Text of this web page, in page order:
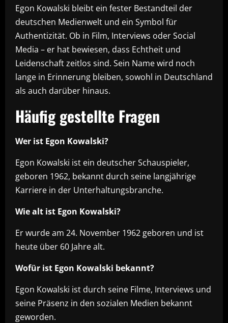
Egon Kowalski bleibt ein fester Bestandteil der
deutschen Medienwelt und ein Symbol für
Authentizität. Ob in Film, Interviews oder Social
Media – er hat bewiesen, dass Echtheit und
Leidenschaft zeitlos sind. Sein Name wird noch
lange in Erinnerung bleiben, sowohl in Deutschland
als auch darüber hinaus.
Häufig gestellte Fragen
Wer ist Egon Kowalski?
Egon Kowalski ist ein deutscher Schauspieler,
geboren 1962, bekannt durch seine langjährige
Karriere in der Unterhaltungsbranche.
Wie alt ist Egon Kowalski?
Er wurde am 24. November 1962 geboren und ist
heute über 60 Jahre alt.
Wofür ist Egon Kowalski bekannt?
Egon Kowalski ist durch seine Filme, Interviews und
seine Präsenz in den sozialen Medien bekannt
geworden.